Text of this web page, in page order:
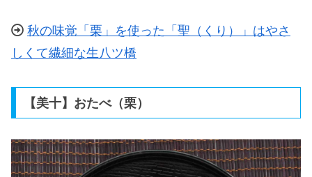
秋の味覚「栗」を使った「聖（くり）」はやさ
しくて繊細な生八ツ橋
【美十】おたべ（栗）